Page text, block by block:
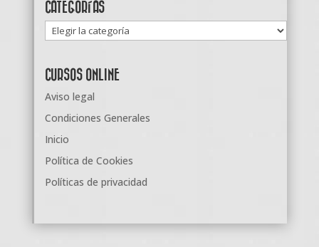
CATEGORÍAS
Categorías
CURSOS ONLINE
Aviso legal
Condiciones Generales
Inicio
Política de Cookies
Políticas de privacidad